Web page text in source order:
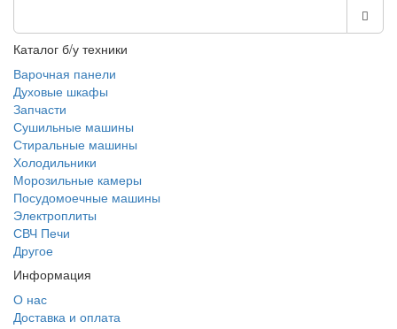
Каталог б/у техники
Варочная панели
Духовые шкафы
Запчасти
Сушильные машины
Стиральные машины
Холодильники
Морозильные камеры
Посудомоечные машины
Электроплиты
СВЧ Печи
Другое
Информация
О нас
Доставка и оплата